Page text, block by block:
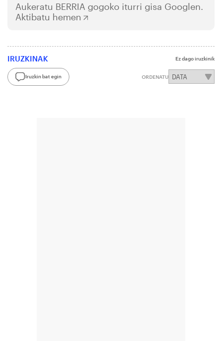
Aukeratu BERRIA gogoko iturri gisa Googlen.
Aktibatu hemen
IRUZKINAK Ez dago iruzkinik
Iruzkin bat egin ORDENATU